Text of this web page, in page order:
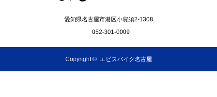
愛知県名古屋市港区小賀須2-1308
052-301-0009
Copyright © エビスバイク名古屋